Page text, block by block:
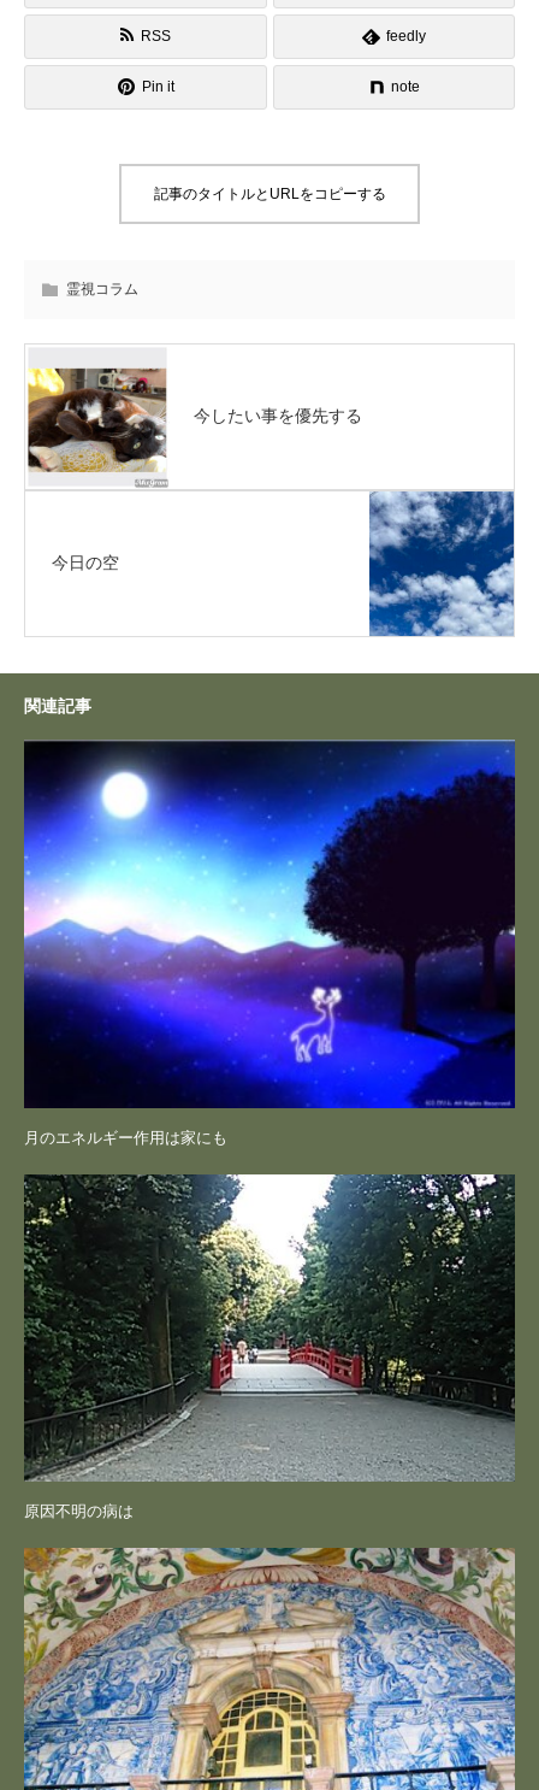
RSS feedly
Pin it note
記事のタイトルとURLをコピーする
霊視コラム
今したい事を優先する
今日の空
関連記事
月のエネルギー作用は家にも
原因不明の病は